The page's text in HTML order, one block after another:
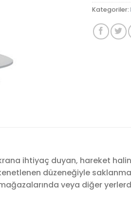
Kategoriler:
ihtiyaç duyan, hareket
düzeneğiyle
veya diğer